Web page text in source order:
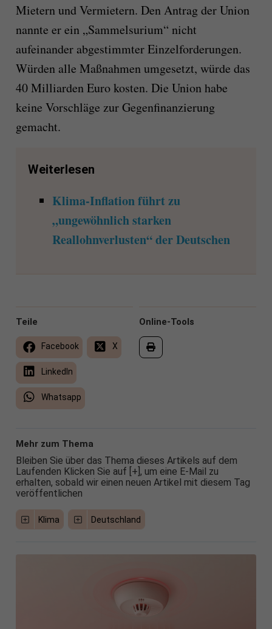
Mietern und Vermietern. Den Antrag der Union
nannte er ein „Sammelsurium“ nicht
aufeinander abgestimmter Einzelforderungen.
Würden alle Maßnahmen umgesetzt, würde das
40 Milliarden Euro kosten. Die Union habe
keine Vorschläge zur Gegenfinanzierung
gemacht.
Weiterlesen
Klima-Inflation führt zu
„ungewöhnlich starken
Reallohnverlusten“ der Deutschen
Online-Tools
Teile
Facebook X
LinkedIn
Whatsapp
Mehr zum Thema
Bleiben Sie über das Thema dieses Artikels auf dem
Laufenden Klicken Sie auf [+], um eine E-Mail zu
erhalten, sobald wir einen neuen Artikel mit diesem Tag
veröffentlichen
Klima Deutschland